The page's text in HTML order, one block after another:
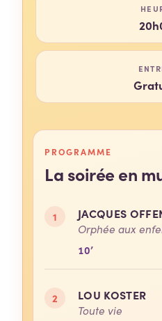
PROGRAMME
La soirée en
1 JACQUES
Orphée aux
10’
2 LOU KOSTER
Toute vie